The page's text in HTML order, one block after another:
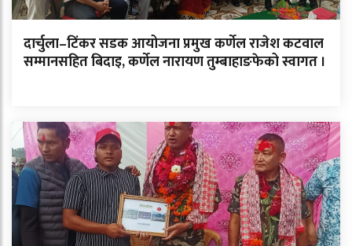
दार्चुला–टिंकर सडक आयोजना प्रमुख कर्णेल राजेश कटवाल
सम्मानसहित बिदाइ, कर्णेल नारायण तुम्बाहाङफेको स्वागत ।